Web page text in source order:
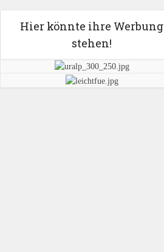
Hier könnte ihre Werbung
stehen!